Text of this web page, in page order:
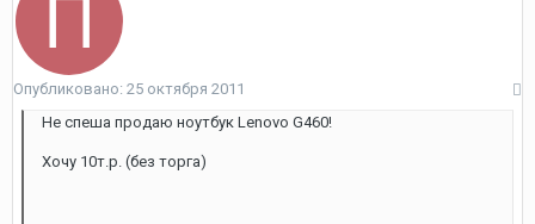
Опубликовано: 25 октября 2011
Не спеша продаю ноутбук Lenovo G460!
Хочу 10т.р. (без торга)